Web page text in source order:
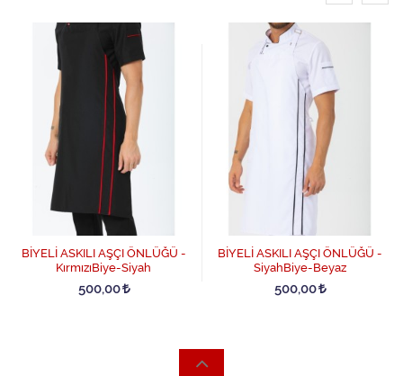
BİYELİ ASKILI AŞÇI ÖNLÜĞÜ -
KırmızıBiye-Siyah
500,00
BİYELİ ASKILI AŞÇI ÖNLÜĞÜ -
SiyahBiye-Beyaz
500,00